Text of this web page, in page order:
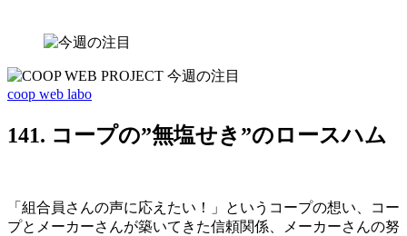
coop web labo
141. コープの”無塩せき”のロースハム
「組合員さんの声に応えたい！」というコープの想い、コー
プとメーカーさんが築いてきた信頼関係、メーカーさんの努